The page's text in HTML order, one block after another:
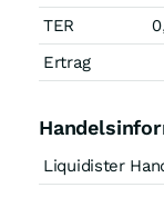
TER
Ertrag
Liquidister